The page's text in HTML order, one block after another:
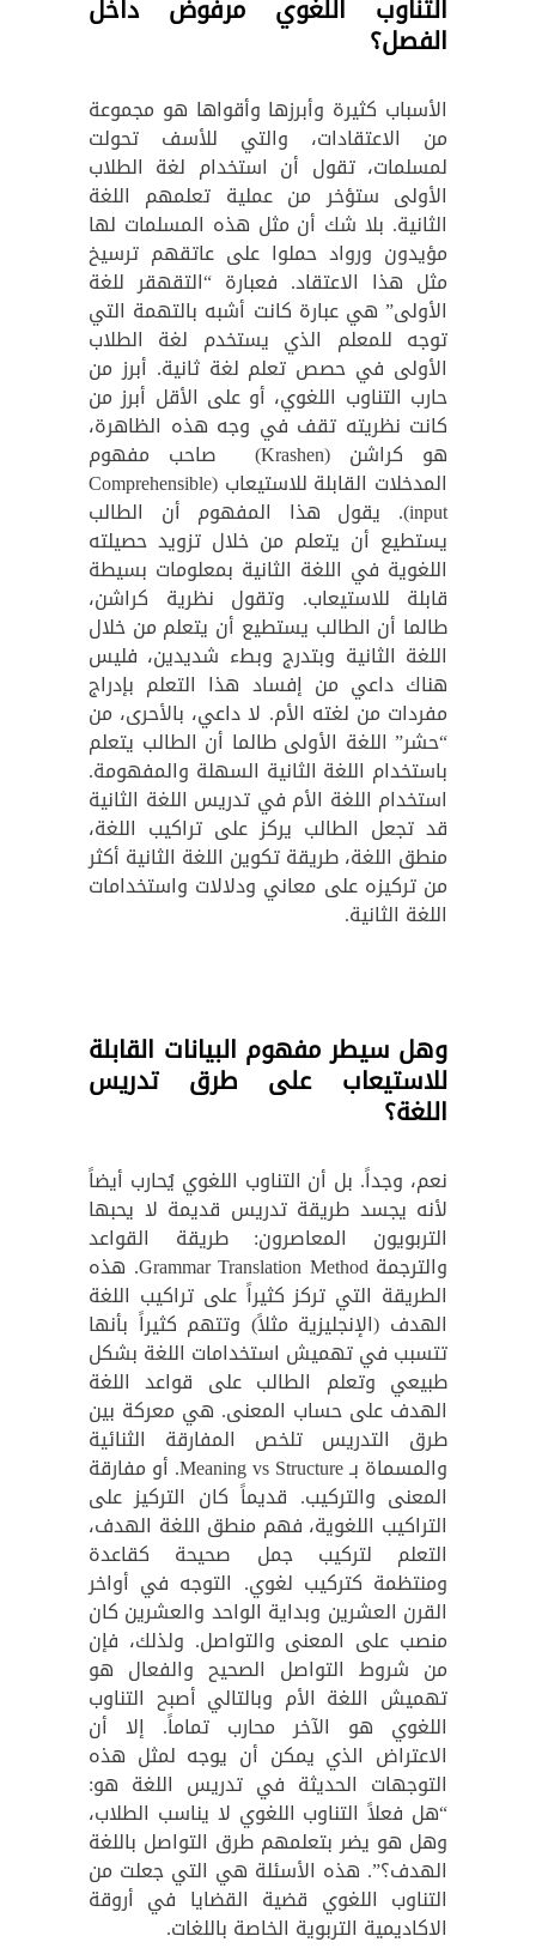
التناوب اللغوي مرفوض داخل
الفصل؟
الأسباب كثيرة وأبرزها وأقواها هو مجموعة
من الاعتقادات، والتي للأسف تحولت
لمسلمات، تقول أن استخدام لغة الطلاب
الأولى ستؤخر من عملية تعلمهم اللغة
الثانية. بلا شك أن مثل هذه المسلمات لها
مؤيدون ورواد حملوا على عاتقهم ترسيخ
مثل هذا الاعتقاد. فعبارة “التقهقر للغة
الأولى” هي عبارة كانت أشبه بالتهمة التي
توجه للمعلم الذي يستخدم لغة الطلاب
الأولى في حصص تعلم لغة ثانية. أبرز من
حارب التناوب اللغوي، أو على الأقل أبرز من
كانت نظريته تقف في وجه هذه الظاهرة،
هو كراشن (Krashen) صاحب مفهوم
المدخلات القابلة للاستيعاب (Comprehensible
input). يقول هذا المفهوم أن الطالب
يستطيع أن يتعلم من خلال تزويد حصيلته
اللغوية في اللغة الثانية بمعلومات بسيطة
قابلة للاستيعاب. وتقول نظرية كراشن،
طالما أن الطالب يستطيع أن يتعلم من خلال
اللغة الثانية وبتدرج وبطء شديدين، فليس
هناك داعي من إفساد هذا التعلم بإدراج
مفردات من لغته الأم. لا داعي، بالأحرى، من
“حشر” اللغة الأولى طالما أن الطالب يتعلم
باستخدام اللغة الثانية السهلة والمفهومة.
استخدام اللغة الأم في تدريس اللغة الثانية
قد تجعل الطالب يركز على تراكيب اللغة،
منطق اللغة، طريقة تكوين اللغة الثانية أكثر
من تركيزه على معاني ودلالات واستخدامات
اللغة الثانية.
وهل سيطر مفهوم البيانات القابلة
للاستيعاب على طرق تدريس
اللغة؟
نعم، وجداً. بل أن التناوب اللغوي يُحارب أيضاً
لأنه يجسد طريقة تدريس قديمة لا يحبها
التربويون المعاصرون: طريقة القواعد
والترجمة Grammar Translation Method. هذه
الطريقة التي تركز كثيراً على تراكيب اللغة
الهدف (الإنجليزية مثلاً) وتتهم كثيراً بأنها
تتسبب في تهميش استخدامات اللغة بشكل
طبيعي وتعلم الطالب على قواعد اللغة
الهدف على حساب المعنى. هي معركة بين
طرق التدريس تلخص المفارقة الثنائية
والمسماة بـ Meaning vs Structure. أو مفارقة
المعنى والتركيب. قديماً كان التركيز على
التراكيب اللغوية، فهم منطق اللغة الهدف،
التعلم لتركيب جمل صحيحة كقاعدة
ومنتظمة كتركيب لغوي. التوجه في أواخر
القرن العشرين وبداية الواحد والعشرين كان
منصب على المعنى والتواصل. ولذلك، فإن
من شروط التواصل الصحيح والفعال هو
تهميش اللغة الأم وبالتالي أصبح التناوب
اللغوي هو الآخر محارب تماماً. إلا أن
الاعتراض الذي يمكن أن يوجه لمثل هذه
التوجهات الحديثة في تدريس اللغة هو:
“هل فعلاً التناوب اللغوي لا يناسب الطلاب،
وهل هو يضر بتعلمهم طرق التواصل باللغة
الهدف؟”. هذه الأسئلة هي التي جعلت من
التناوب اللغوي قضية القضايا في أروقة
الاكاديمية التربوية الخاصة باللغات.